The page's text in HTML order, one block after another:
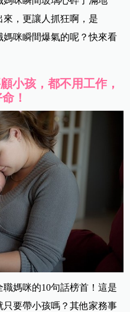
，更讓人抓狂啊，是
咪瞬間爆氣的呢？快來看
小孩，都不用工作，
！
媽咪的10句話榜首！這是
要帶小孩嗎？其他家務事